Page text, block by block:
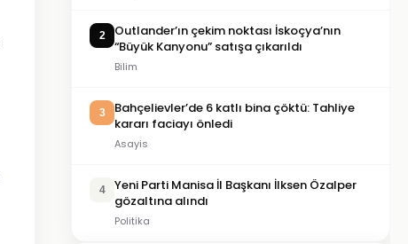
2
Outlander’ın çekim noktası İskoçya’nın
“Büyük Kanyonu” satışa çıkarıldı
Bilim
3
Bahçelievler’de 6 katlı bina çöktü: Tahliye
kararı faciayı önledi
Asayis
4
Yeni Parti Manisa İl Başkanı İlksen Özalper
gözaltına alındı
Politika